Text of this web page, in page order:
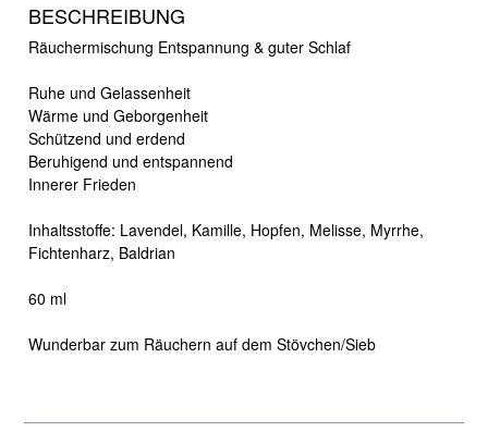
BESCHREIBUNG
Räuchermischung Entspannung & guter Schlaf
Ruhe und Gelassenheit
Wärme und Geborgenheit
Schützend und erdend
Beruhigend und entspannend
Innerer Frieden
Inhaltsstoffe: Lavendel, Kamille, Hopfen, Melisse, Myrrhe,
Fichtenharz, Baldrian
60 ml
Wunderbar zum Räuchern auf dem Stövchen/Sieb